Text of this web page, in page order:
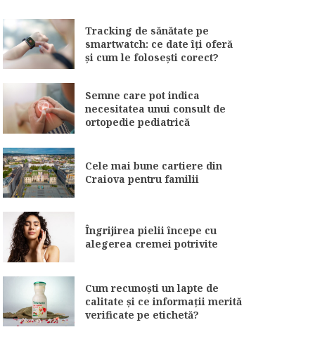
Tracking de sănătate pe
smartwatch: ce date îți oferă
și cum le folosești corect?
Semne care pot indica
necesitatea unui consult de
ortopedie pediatrică
Cele mai bune cartiere din
Craiova pentru familii
Îngrijirea pielii începe cu
alegerea cremei potrivite
Cum recunoști un lapte de
calitate și ce informații merită
verificate pe etichetă?